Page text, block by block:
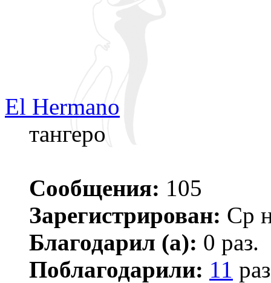
El Hermano
тангеро
Сообщения: 105
Зарегистрирован: Ср
Благодарил (а): 0 раз.
Поблагодарили: 11